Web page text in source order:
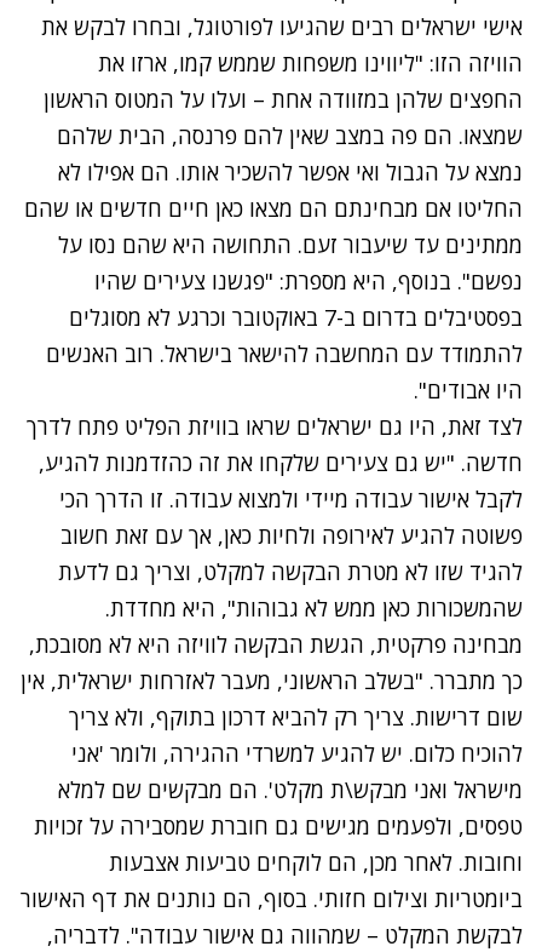
אישי ישראלים רבים שהגיעו לפורטוגל, ובחרו לבקש את
הוויזה הזו: "ליווינו משפחות שממש קמו, ארזו את
החפצים שלהן במזוודה אחת – ועלו על המטוס הראשון
שמצאו. הם פה במצב שאין להם פרנסה, הבית שלהם
נמצא על הגבול ואי אפשר להשכיר אותו. הם אפילו לא
החליטו אם מבחינתם הם מצאו כאן חיים חדשים או שהם
ממתינים עד שיעבור זעם. התחושה היא שהם נסו על
נפשם". בנוסף, היא מספרת: "פגשנו צעירים שהיו
בפסטיבלים בדרום ב-7 באוקטובר וכרגע לא מסוגלים
להתמודד עם המחשבה להישאר בישראל. רוב האנשים
היו אבודים".
לצד זאת, היו גם ישראלים שראו בוויזת הפליט פתח לדרך
חדשה. "יש גם צעירים שלקחו את זה כהזדמנות להגיע,
לקבל אישור עבודה מיידי ולמצוא עבודה. זו הדרך הכי
פשוטה להגיע לאירופה ולחיות כאן, אך עם זאת חשוב
להגיד שזו לא מטרת הבקשה למקלט, וצריך גם לדעת
שהמשכורות כאן ממש לא גבוהות", היא מחדדת.
מבחינה פרקטית, הגשת הבקשה לוויזה היא לא מסובכת,
כך מתברר. "בשלב הראשוני, מעבר לאזרחות ישראלית, אין
שום דרישות. צריך רק להביא דרכון בתוקף, ולא צריך
להוכיח כלום. יש להגיע למשרדי ההגירה, ולומר 'אני
מישראל ואני מבקש\ת מקלט'. הם מבקשים שם למלא
טפסים, ולפעמים מגישים גם חוברת שמסבירה על זכויות
וחובות. לאחר מכן, הם לוקחים טביעות אצבעות
ביומטריות וצילום חזותי. בסוף, הם נותנים את דף האישור
לבקשת המקלט – שמהווה גם אישור עבודה". לדבריה,